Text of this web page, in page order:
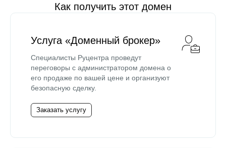
Как получить этот домен
Услуга «Доменный брокер»
Специалисты Руцентра проведут
переговоры с администратором домена о
его продаже по вашей цене и организуют
безопасную сделку.
Заказать услугу